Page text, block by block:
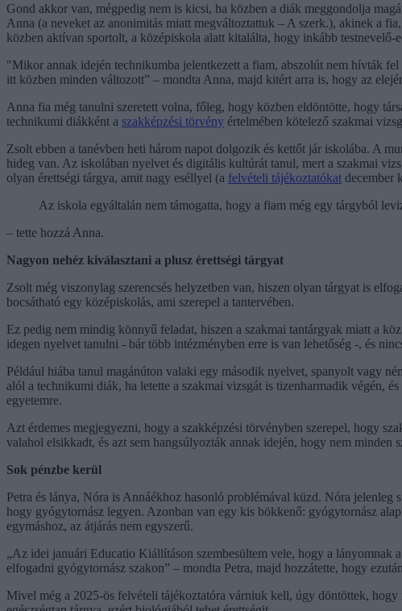
Gond akkor van, mégpedig nem is kicsi, ha közben a diák meggondolja
Anna (a neveket az anonimitás miatt megváltoztattuk – A szerk.), akinek a
közben aktívan sportolt, a középiskola alatt kitalálta, hogy inkább
"Mikor annak idején technikumba jelentkezett a fiam, abszolút nem hívták
itt közben minden változott” – mondta Anna, majd kitért arra is, hogy az
Anna fia még tanulni szeretett volna, főleg, hogy közben eldöntötte, hogy
technikumi diákként a szakképzési törvény értelmében kötelező szakmai
Zsolt ebben a tanévben heti három napot dolgozik és kettőt jár iskolába. A
hideg van. Az iskolában nyelvet és digitális kultúrát tanul, mert a szakmai
olyan érettségi tárgya, amit nagy eséllyel (a felvételi tájékoztatókat december
Az iskola egyáltalán nem támogatta, hogy a fiam még egy tárgyból
– tette hozzá Anna.
Nagyon nehéz kiválasztani a plusz érettségi tárgyat
Zsolt még viszonylag szerencsés helyzetben van, hiszen olyan tárgyat is
bocsátható egy középiskolás, ami szerepel a tantervében.
Ez pedig nem mindig könnyű feladat, hiszen a szakmai tantárgyak miatt a
idegen nyelvet tanulni - bár több intézményben erre is van lehetőség -, és
Például hiába tanul magánúton valaki egy második nyelvet, spanyolt vagy
alól a technikumi diák, ha letette a szakmai vizsgát is tizenharmadik végén,
egyetemre.
Azt érdemes megjegyezni, hogy a szakképzési törvényben szerepel, hogy
valahol elsikkadt, és azt sem hangsúlyozták annak idején, hogy nem minden
Sok pénzbe kerül
Petra és lánya, Nóra is Annáékhoz hasonló problémával küzd. Nóra jelenleg
hogy gyógytornász legyen. Azonban van egy kis bökkenő: gyógytornász
egymáshoz, az átjárás nem egyszerű.
„Az idei januári Educatio Kiállításon szembesültem vele, hogy a lányomnak
elfogadni gyógytornász szakon” – mondta Petra, majd hozzátette, hogy
Mivel még a 2025-ös felvételi tájékoztatóra várniuk kell, úgy döntöttek,